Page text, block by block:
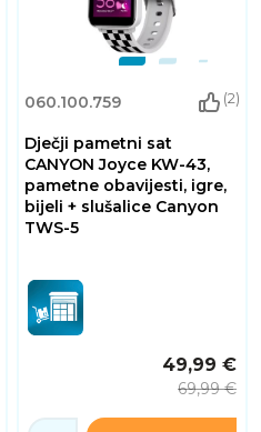
060.100.759 (2)
Dječji pametni sat
CANYON Joyce KW-43,
pametne obavijesti, igre,
bijeli + slušalice Canyon
TWS-5
49,99 €
69,99 €